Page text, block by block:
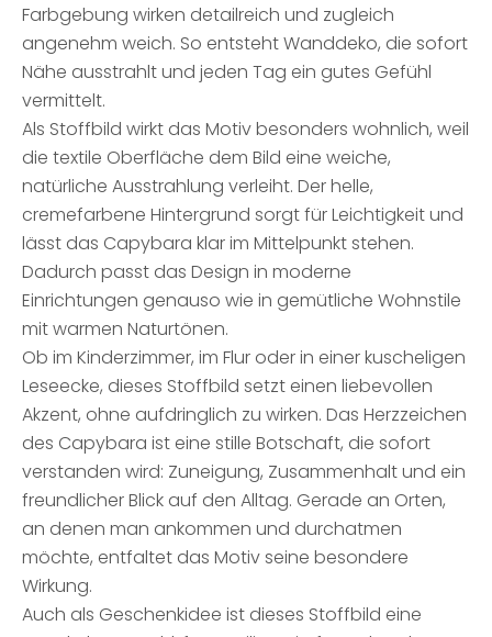
Farbgebung wirken detailreich und zugleich
angenehm weich. So entsteht Wanddeko, die sofort
Nähe ausstrahlt und jeden Tag ein gutes Gefühl
vermittelt.
Als Stoffbild wirkt das Motiv besonders wohnlich, weil
die textile Oberfläche dem Bild eine weiche,
natürliche Ausstrahlung verleiht. Der helle,
cremefarbene Hintergrund sorgt für Leichtigkeit und
lässt das Capybara klar im Mittelpunkt stehen.
Dadurch passt das Design in moderne
Einrichtungen genauso wie in gemütliche Wohnstile
mit warmen Naturtönen.
Ob im Kinderzimmer, im Flur oder in einer kuscheligen
Leseecke, dieses Stoffbild setzt einen liebevollen
Akzent, ohne aufdringlich zu wirken. Das Herzzeichen
des Capybara ist eine stille Botschaft, die sofort
verstanden wird: Zuneigung, Zusammenhalt und ein
freundlicher Blick auf den Alltag. Gerade an Orten,
an denen man ankommen und durchatmen
möchte, entfaltet das Motiv seine besondere
Wirkung.
Auch als Geschenkidee ist dieses Stoffbild eine